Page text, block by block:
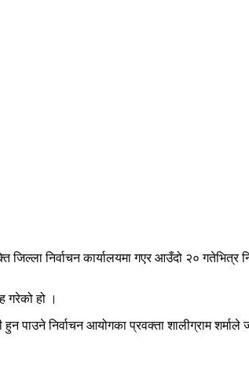
जिल्ला निर्वाचन कार्यालयमा गएर आउँदो २०
गरेको हो ।
निर्वाचन आयोगका प्रवक्ता शालीग्राम शर्माले